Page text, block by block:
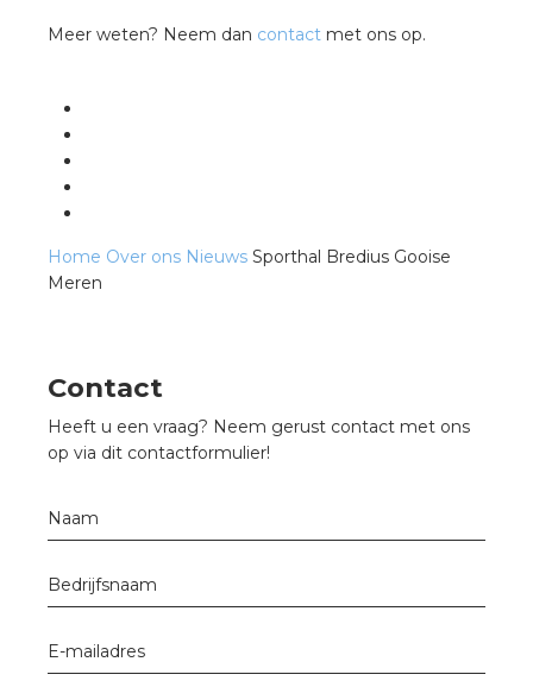
Meer weten? Neem dan contact met ons op.
Home Over ons Nieuws Sporthal Bredius Gooise
Meren
Contact
Heeft u een vraag? Neem gerust contact met ons
op via dit contactformulier!
Naam
Bedrijfsnaam
E-mailadres